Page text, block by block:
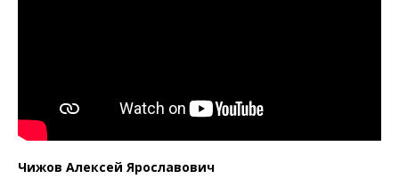
Чижов Алексей Ярославович